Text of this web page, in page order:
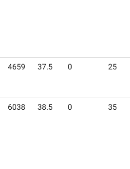
4659 37.5 0 25
6038 38.5 0 35